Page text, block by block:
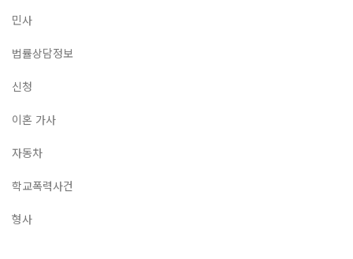
민사
법률상담정보
신청
이혼 가사
자동차
학교폭력사건
형사